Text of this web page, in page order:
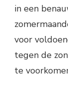
in een
voor
tegen de
te